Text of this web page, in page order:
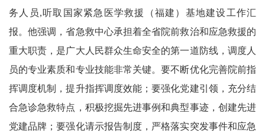
务人员,听取国家紧急医学救援（福建）基地建设工作汇
报。他强调，省急救中心承担着全省院前救治和应急救援的
重大职责，是广大人民群众生命安全的第一道防线，调度人
员的专业素质和专业技能非常关键。要不断优化完善院前指
挥调度机制，提升指挥调度效能；要强化党建引领，充分结
合急诊急救特点，积极挖掘先进事例和典型事迹，创建先进
党建品牌；要强化请示报告制度，严格落实突发事件和应急